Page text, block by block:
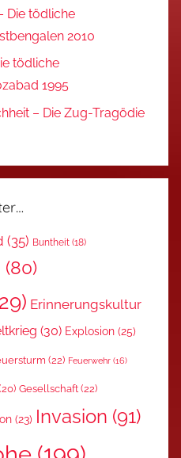
Die tödliche
2010
tödliche
1995
– Die Zug-Tragödie
(35) Buntheit (18)
(80)
Erinnerungskultur
(30) Explosion (25)
(22) Feuerwehr (16)
Gesellschaft(22)
(23) Invasion (91)